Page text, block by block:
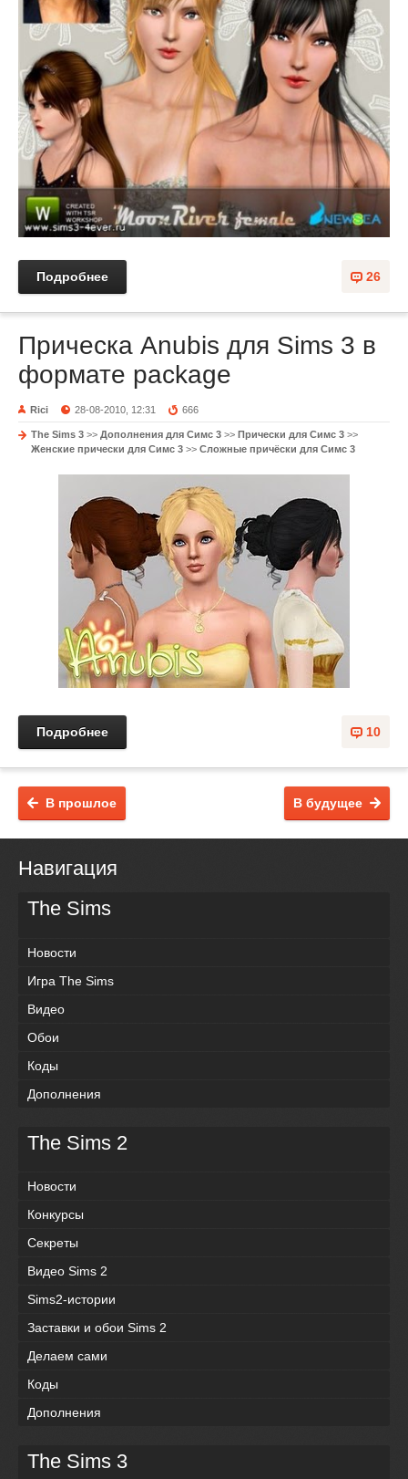
26
Подробнее
Прическа Anubis для Sims 3 в
формате package
Rici 28-08-2010, 12:31 666
The Sims 3 >> Дополнения для Симс 3 >> Прически для Симс 3 >>
Женские прически для Симс 3 >> Сложные причёски для Симс 3
10
Подробнее
В будущее
В прошлое
Навигация
The Sims
Новости
Игра The Sims
Видео
Обои
Коды
Дополнения
The Sims 2
Новости
Конкурсы
Секреты
Видео Sims 2
Sims2-истории
Заставки и обои Sims 2
Делаем сами
Коды
Дополнения
The Sims 3